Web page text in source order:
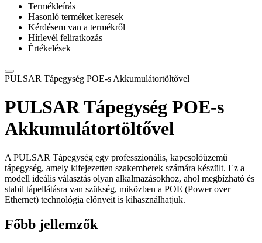
Termékleírás
Hasonló terméket keresek
Kérdésem van a termékről
Hírlevél feliratkozás
Értékelések
PULSAR Tápegység POE-s Akkumulátortöltővel
PULSAR Tápegység POE-s
Akkumulátortöltővel
A PULSAR Tápegység egy professzionális, kapcsolóüzemű
tápegység, amely kifejezetten szakemberek számára készült. Ez a
modell ideális választás olyan alkalmazásokhoz, ahol megbízható és
stabil tápellátásra van szükség, miközben a POE (Power over
Ethernet) technológia előnyeit is kihasználhatjuk.
Főbb jellemzők